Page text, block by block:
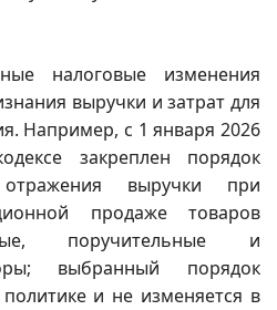
налоговые изменения
выручки и затрат для
Например, с 1 января 2026
закреплен порядок
выручки при
продаже товаров
поручительные и
выбранный порядок
и не изменяется в